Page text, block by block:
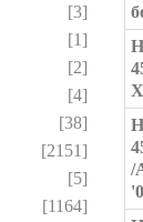
[3]
[1]
[2]
[4]
[38]
[2151]
[5]
[1164]
/